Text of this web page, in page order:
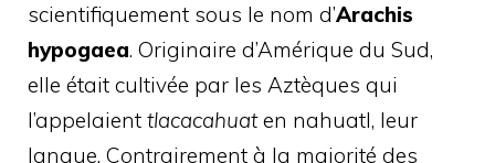
scientifiquement sous le nom d’Arachis
hypogaea. Originaire d’Amérique du Sud,
elle était cultivée par les Aztèques qui
l’appelaient tlacacahuaten nahuatl, leur
langue. Contrairement à la majorité des